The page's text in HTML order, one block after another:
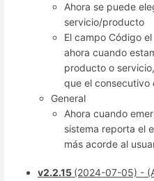
Ahora se puede
servicio/producto
El campo Código
ahora cuando
producto o
que el consecutivo
General
Ahora cuando
sistema reporta el
más acorde al
v2.2.15 (2024-07-05) -